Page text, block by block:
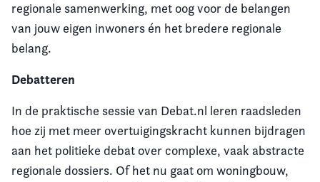
regionale samenwerking, met oog voor de belangen
van jouw eigen inwoners én het bredere regionale
belang.
Debatteren
In de praktische sessie van Debat.nl leren raadsleden
hoe zij met meer overtuigingskracht kunnen bijdragen
aan het politieke debat over complexe, vaak abstracte
regionale dossiers. Of het nu gaat om woningbouw,